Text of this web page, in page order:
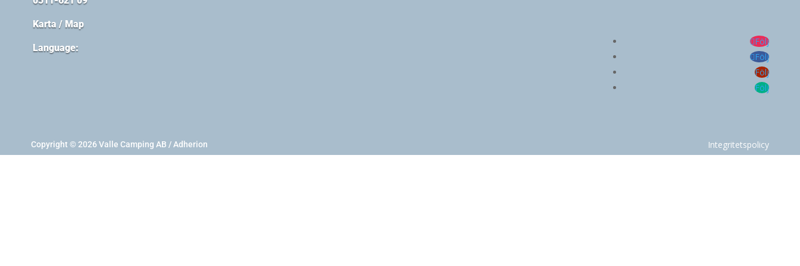
Karta / Map
Language:
Följ
Följ
Följ
Följ
Copyright © 2026 Valle Camping AB / Adherion Integritetspolicy